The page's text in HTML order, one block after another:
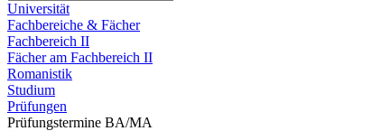
Universität
Fachbereiche & Fächer
Fachbereich II
Fächer am Fachbereich II
Romanistik
Studium
Prüfungen
Prüfungstermine BA/MA